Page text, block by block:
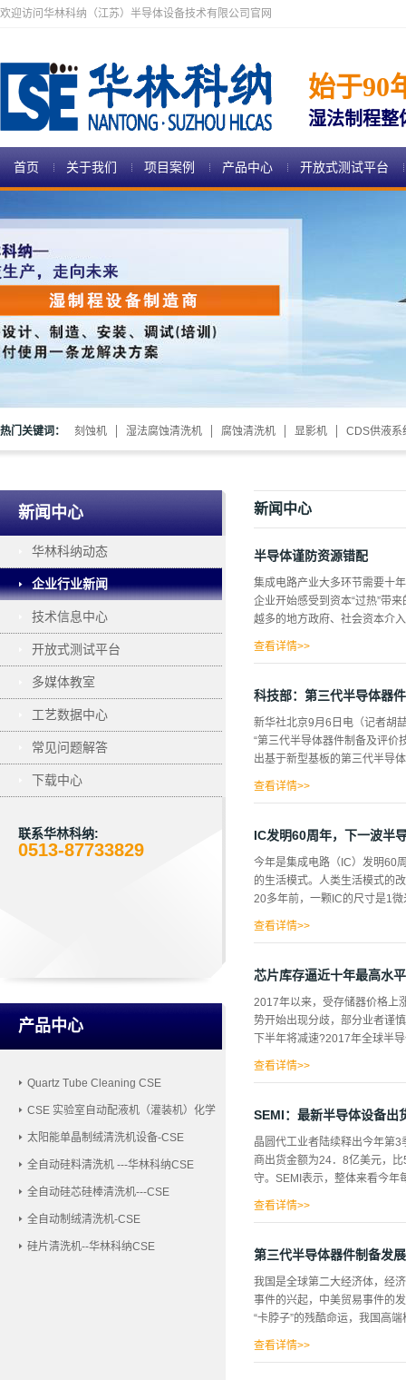
欢迎访问华林科纳（江苏）半导体设备技术有限公司官网
始于90
湿法制程整
首页 关于我们 项目案例 产品中心 开放式测试平台
热门关键词： 刻蚀机 湿法腐蚀清洗机 腐蚀清洗机 显影机 CDS供液系
新闻中心
华林科纳动态
企业行业新闻
技术信息中心
开放式测试平台
多媒体教室
工艺数据中心
常见问题解答
下载中心
联系华林科纳:
0513-87733829
产品中心
Quartz Tube Cleaning CSE
CSE 实验室自动配液机（灌装机）化学
品配液机
太阳能单晶制绒清洗机设备-CSE
全自动硅料清洗机 ---华林科纳CSE
全自动硅芯硅棒清洗机---CSE
全自动制绒清洗机-CSE
硅片清洗机--华林科纳CSE
新闻中心
半导体谨防资源错配
集成电路产业大多环节需要十
企业开始感受到资本“过热”带
越多的地方政府、社会资本介
要十年以上的积累方显成效，
企业人士告诉21世纪经济报道
超过了台湾地区，而上海半导
远落后于美国、中国台湾地区
入但相对分散的资本已经渐渐
收入...
查看详情>>
科技部：第三代半导体器
新华社北京9月6日电（记者胡
“第三代半导体器件制备及评价
出基于新型基板的第三代半导
合于制作高温、高频、抗辐射
导体封装和系统可靠性研究，
的碳化硅和氮化镓材料、功率
国在节能减排、现代信息工程
产品中心★华林科纳人才招聘
查看详情>>
IC发明60周年，下一波半
今年是集成电路（IC）发明60
的生活模式。人类生活模式的
20多年前，一颗IC的尺寸是1
倍的摩尔定律，在未来十年内
将不同芯片透过封装或其他技
体制程，整合到另外一片硅晶
过去存储器与中央处理器的芯
起，也是现在半导体产业的热
上...
查看详情>>
芯片库存逼近十年最高水
2017年以来，受存储器价格上
势开始出现分歧，部分业者谨
下半年将减速?2017年全球半
收入可达5091亿美元，同比增
度全球半导体销售额达到1179
开始出现不同声音。摩根士丹
表”。全球最大的半导体设备
容乐观。SEMI公布的最新Bil...
查看详情>>
SEMI：最新半导体设备出
晶圆代工业者陆续释出今年第
商出货金额为24．8亿美元，
守。SEMI表示，整体来看今年
去年所创下566亿美元的历史
罩／倍缩光罩设备，预计将成
预计成长3．5％，达到49亿美
第三。在成长率部分，SEMI
为日本（32．1％）、东南亚
查看详情>>
第三代半导体器件制备发
我国是全球第二大经济体，经
事件的兴起，中美贸易事件的
“卡脖子”的残酷命运，我国高
查看详情>>